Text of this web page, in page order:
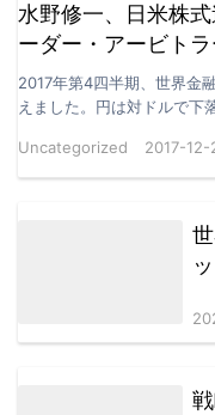
水野修一、日米株
ーダー・アービト
3.1%
2017年第4四半期、世界金
えました。円は対ドルで下
Uncategorized
2017-12-